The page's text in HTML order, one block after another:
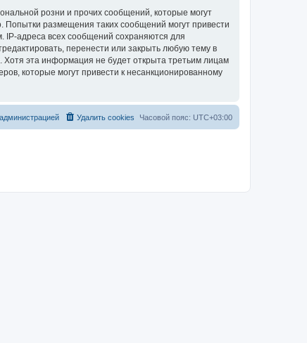
розни и прочих сообщений, которые могут
Попытки размещения таких сообщений могут привести
адреса всех сообщений сохраняются для
перенести или закрыть любую тему в
эта информация не будет открыта третьим лицам
которые могут привести к несанкционированному
Часовой пояс: UTC+03:00
Удалить cookies